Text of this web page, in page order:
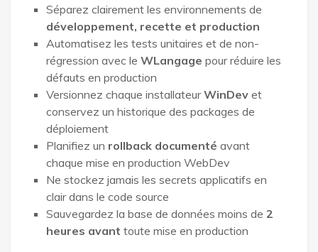
Séparez clairement les environnements de
développement, recette et production
Automatisez les tests unitaires et de non-
régression avec le WLangage pour réduire les
défauts en production
Versionnez chaque installateurWinDev et
conservez un historique des packages de
déploiement
Planifiez un rollback documenté avant
chaque mise en production WebDev
Ne stockez jamais les secrets applicatifs en
clair dans le code source
Sauvegardez la base de données moins de 2
heures avant toute mise en production